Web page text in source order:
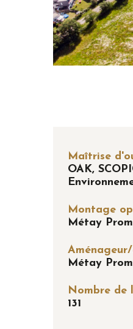
Maîtrise
OAK,
Montage
Métay
Métay
Nombre de
131